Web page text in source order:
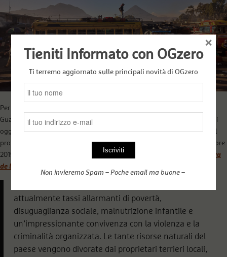
Per raccontare come in una terra così ricca di storia e cultura come il
Guatemala, siamo arrivati a una deriva (senza ritorno?) come quella di
oggi prendo in prestito le parole, quasi poetiche e premonitorie, che il
professore cubano di storia, René Villaboy Zaldivar, scrisse nel dicembre
2019 e che potete trovare
o a pagina 172 del libro
Historia e Cultura
de la Madre América:
attualmente tassi allarmanti di povertà,
disuguaglianza sociale, malnutrizione infantile e
un’impressionante convivenza con la violenza e la
criminalità organizzata. Le tante risorse naturali del
paese vengono divorate dai proprietari terrieri locali,
Tieniti Informato con OGzero
Ti terremo aggiornato sulle principali novità di OGzero
Non invieremo Spam – Poche email ma buone –
×